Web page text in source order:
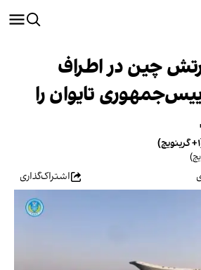
چین در اطراف
تایوان را
اشتراک‌گذاری